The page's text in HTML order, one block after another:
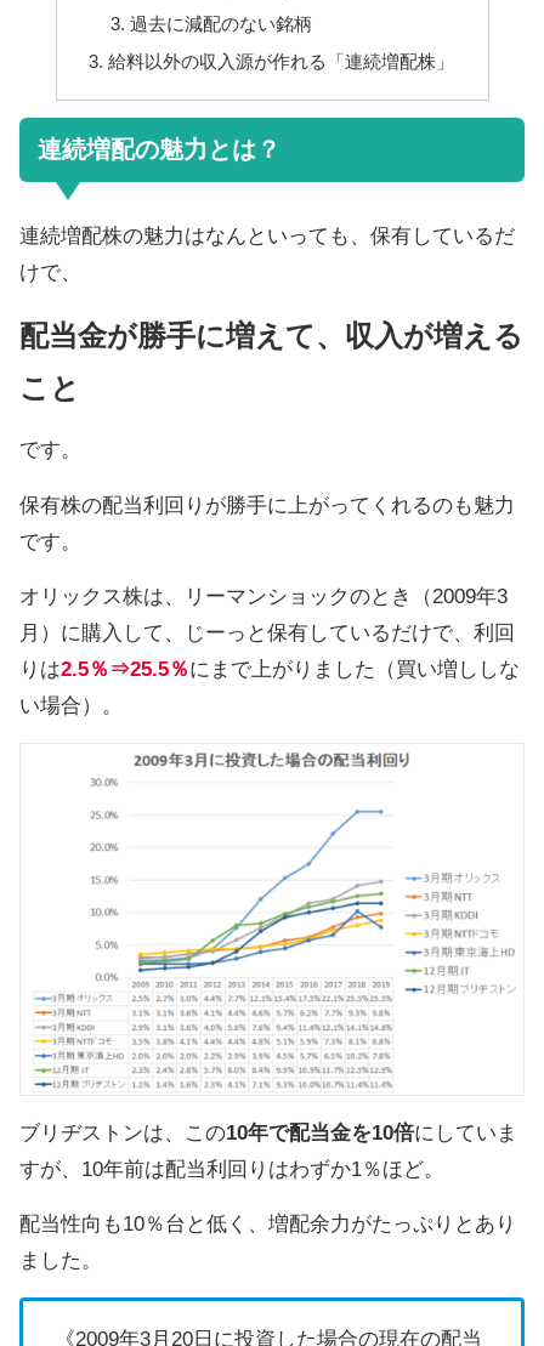
過去に減配のない銘柄
給料以外の収入源が作れる「連続増配株」
連続増配の魅力とは？
連続増配株の魅力はなんといっても、保有しているだ
けで、
配当金が勝手に増えて、収入が増える
こと
です。
保有株の配当利回りが勝手に上がってくれるのも魅力
です。
オリックス株は、リーマンショックのとき（2009年3
月）に購入して、じーっと保有しているだけで、利回
りは2.5％⇒25.5％にまで上がりました（買い増ししな
い場合）。
ブリヂストンは、この10年で配当金を10倍にしていま
すが、10年前は配当利回りはわずか1％ほど。
配当性向も10％台と低く、増配余力がたっぷりとあり
ました。
《2009年3月20日に投資した場合の現在の配当